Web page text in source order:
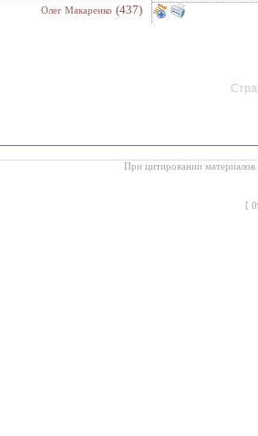
Олег Макаренко (437)
При цитировании материалов
[